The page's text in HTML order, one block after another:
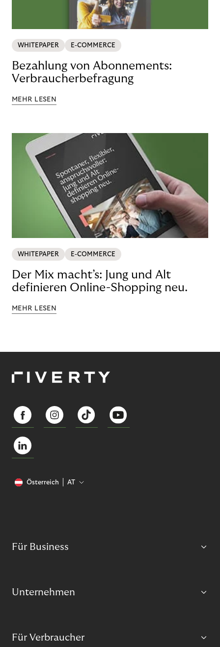
WHITEPAPER E-COMMERCE
Bezahlung von Abonnements:
Verbraucherbefragung
MEHR LESEN
WHITEPAPER E-COMMERCE
Der Mix macht’s: Jung und Alt
definieren Online-Shopping neu.
MEHR LESEN
Österreich AT
Für Business
Unternehmen
Für Verbraucher